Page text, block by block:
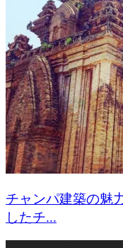
チャンパ建築の魅
したチ...